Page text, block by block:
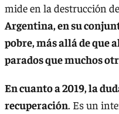
mide en la destrucción
Argentina, en su
pobre, más allá de que
parados que muchos
En cuanto a 2019, la
recuperación. Es un